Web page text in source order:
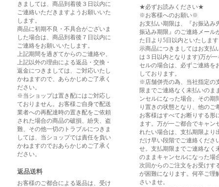
きましては、商品到着後３日以内に
ご連絡いただきますようお願いいた
します。
商品に初期不良・不具合がございま
した場合は、商品到着後７日以内に
ご連絡をお願いいたします。
上記期間を過ぎてからのご連絡や、
上記以外の理由による返品・交換・
返金につきましては、ご対応いたし
かねますので、あらかじめご了承く
ださい。
※当ショップは置き配にはご対応し
ておりません。お客様ご自身で配送
業者への再配達時の置き配をご依頼
された場合の商品の破損、紛失、盗
難、その他一切のトラブルにつきま
しては、当ショップでは責任を負い
かねますのでおあらかじめご了承く
ださい。
返品送料
お客様のご都合による返品は、受け
★必ずお読みください★
※お客様へのお願い※
お支払い期限は、『お振込み
振込み期限』のご連絡メール
た日より5日以内といたしま
示商品につきましてはお支払
は３日以内となります)万が一
セルの場合は、必ずご連絡を
しております。
※店舗併売の為、当社指定の
限までご連絡なく未払いのま
ンセルになった場合、その期
り置きの状態となり、他のご
お客様はすべてお断りする形
ます。万が一ご都合でキャン
れたい場合は、支払期限より
だけ早い段階でご連絡くださ
せ。支払期限までご連絡なく
のままキャンセルになった場
次回からのご注文をお受けす
が困難になります。何卒ご理
さいませ。